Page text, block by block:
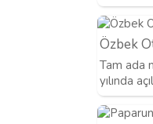
Özbek
Tam ada
yılında